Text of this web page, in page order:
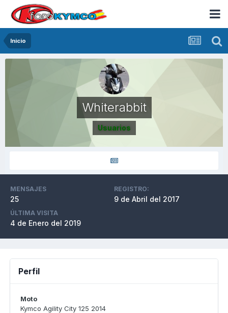
Inicio
Whiterabbit
Usuarios
MENSAJES
25
REGISTRO:
9 de Abril del 2017
ÚLTIMA VISITA
4 de Enero del 2019
Perfil
Moto
Kymco Agility City 125 2014